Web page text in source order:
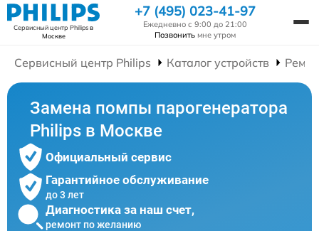
Сервисный центр Philipsв
Москве
+7 (495) 023-41-97
Ежедневно с 9:00 до 21:00
Позвонить мне утром
Сервисный центр Philips Каталог устройств
Замена помпы парогенератора
Philips в Москве
Официальный сервис
Гарантийное обслуживание
до 3 лет
Диагностика за наш счет,
ремонт по желанию